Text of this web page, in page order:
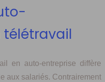
télétravail
en auto-entreprise diffère
aux salariés. Contrairement